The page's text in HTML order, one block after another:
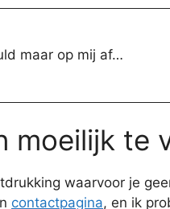
maar op mij af…
moeilijk te
waarvoor je
contactpagina, en ik